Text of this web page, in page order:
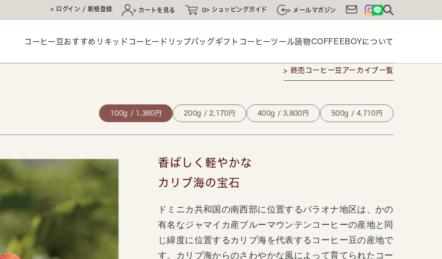
ログイン / 新規登録 カートを見る 0 ショッピングガイド メールマガジン
コーヒー豆おすすめ リキッドコーヒー ドリップバッグギフト コーヒーツール読物COFFEEBOYに ついて
> 終売コーヒー豆アーカイブ一覧
100g / 1,360円 200g / 2,170円 400g / 3,800円 500g / 4,710円
香ばしく軽やかな
カリブ海の宝石
ドミニカ共和国の南西部に位置するバラオナ地区は、かの
有名なジャマイカ産ブルーマウンテンコーヒーの産地と同
じ緯度に位置するカリブ海を代表するコーヒー豆の産地で
す。カリブ海からのさわやかな風によって育てられたコー